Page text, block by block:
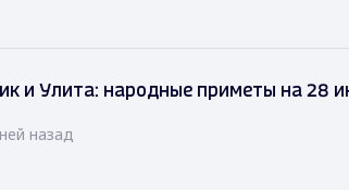
и Улита: народные приметы на 28
назад